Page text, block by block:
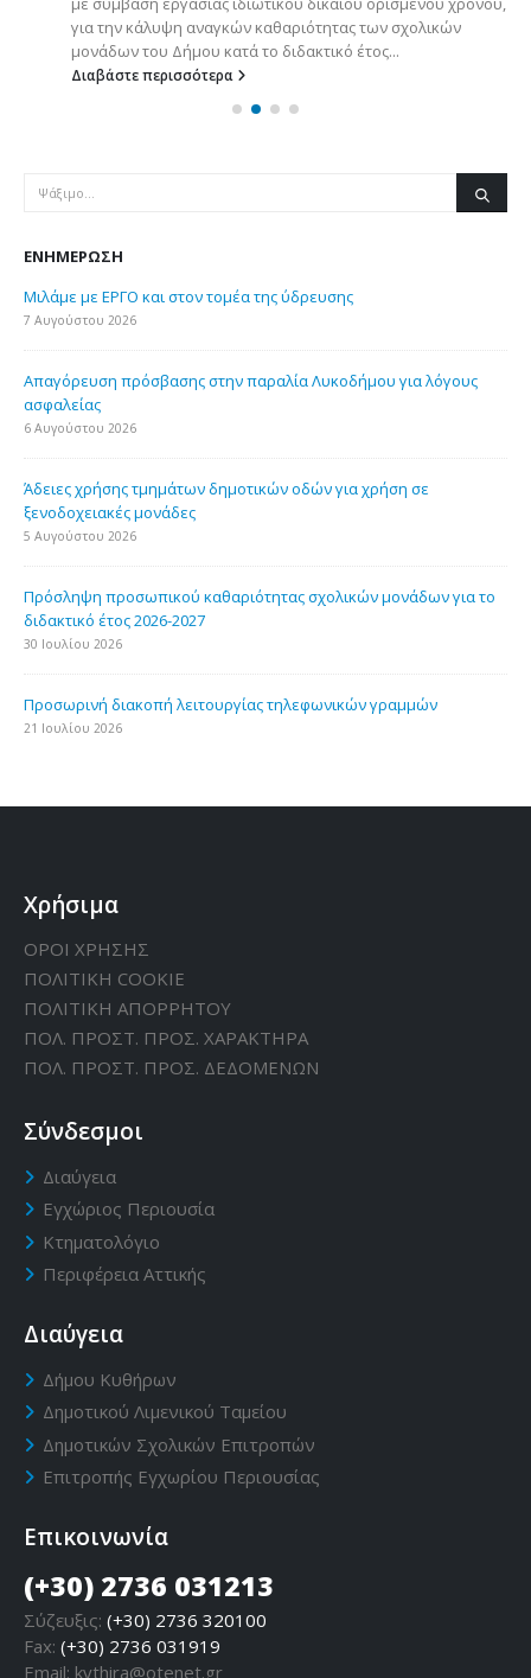
για την κάλυψη αναγκών καθαριότητας των σχολικών
μονάδων του Δήμου κατά το διδακτικό έτος...
Διαβάστε περισσότερα
ΕΝΗΜΈΡΩΣΗ
Μιλάμε με ΕΡΓΟ και στον τομέα της ύδρευσης
7 Αυγούστου 2026
Απαγόρευση πρόσβασης στην παραλία Λυκοδήμου για λόγους
ασφαλείας
6 Αυγούστου 2026
Άδειες χρήσης τμημάτων δημοτικών οδών για χρήση σε
ξενοδοχειακές μονάδες
5 Αυγούστου 2026
Πρόσληψη προσωπικού καθαριότητας σχολικών μονάδων για το
διδακτικό έτος 2026-2027
30 Ιουλίου 2026
Προσωρινή διακοπή λειτουργίας τηλεφωνικών γραμμών
21 Ιουλίου 2026
Χρήσιμα
ΟΡΟΙ ΧΡΗΣΗΣ
ΠΟΛΙΤΙΚΗ CΟΟΚΙΕ
ΠΟΛΙΤΙΚΗ ΑΠΟΡΡΗΤΟΥ
ΠΟΛ. ΠΡΟΣΤ. ΠΡΟΣ. ΧΑΡΑΚΤΗΡΑ
ΠΟΛ. ΠΡΟΣΤ. ΠΡΟΣ. ΔΕΔΟΜΕΝΩΝ
Σύνδεσμοι
Διαύγεια
Εγχώριος Περιουσία
Κτηματολόγιο
Περιφέρεια Αττικής
Διαύγεια
Δήμου Κυθήρων
Δημοτικού Λιμενικού Ταμείου
Δημοτικών Σχολικών Επιτροπών
Επιτροπής Εγχωρίου Περιουσίας
Επικοινωνία
(+30) 2736 031213
Σύζευξις: (+30) 2736 320100
Fax: (+30) 2736 031919
Email: kythira@otenet.gr